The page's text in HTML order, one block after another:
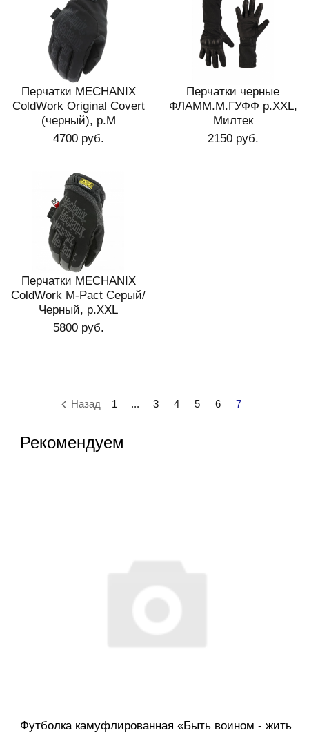
Перчатки MECHANIX
ColdWork Original Covert
(черный), р.M
4700 руб.
Перчатки черные
ФЛАММ.М.ГУФФ р.XXL,
Милтек
2150 руб.
Перчатки MECHANIX
ColdWork M-Pact Серый/
Черный, р.XXL
5800 руб.
Назад 1 ... 3 4 5 6 7
Рекомендуем
Футболка камуфлированная «Быть воином - жить